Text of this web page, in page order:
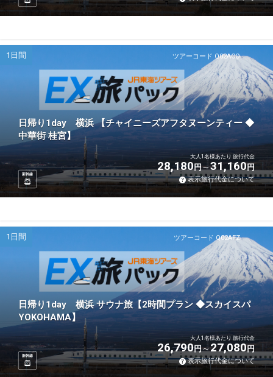
ツアーコード Q02ACO
1日間
日帰り1day 横浜 【チャイニーズアフタヌーンティー ◆
中華街 桂宮】
新幹線
大人1名様あたり 旅行代金
28,180円 31,160円
表示旅行代金について
ツアーコード Q02AFZ
1日間
日帰り1day 横浜 サウナ旅【2時間プラン ◆スカイスパ
YOKOHAMA】
新幹線
大人1名様あたり 旅行代金
26,790円 27,080円
表示旅行代金について